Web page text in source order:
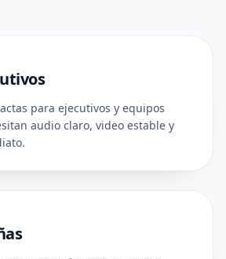
para ejecutivos y equipos
audio claro, video estable y